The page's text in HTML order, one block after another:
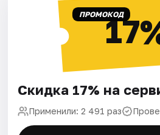
ПРОМОКОД
Скидка 17% на
Применили: 2 491 раз